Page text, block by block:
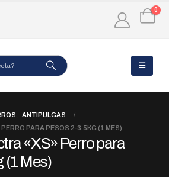
0
ANTIPULGAS
PARA PESOS 2-3.5KG (1 MES)
«XS» Perro para
(1 Mes)